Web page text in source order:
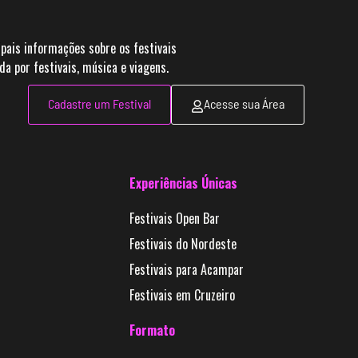
informações sobre os festivais
por festivais, música e viagens.
Cadastre um Festival Acesse sua Área
Experiências Únicas
Festivais Open Bar
Festivais do Nordeste
Festivais para Acampar
Festivais em Cruzeiro
Formato